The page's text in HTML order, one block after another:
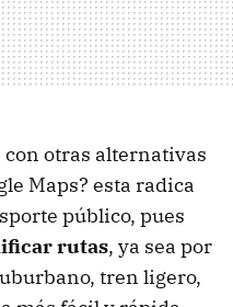
con otras alternativas
Maps? esta radica
público, pues
rutas, ya sea por
tren ligero,